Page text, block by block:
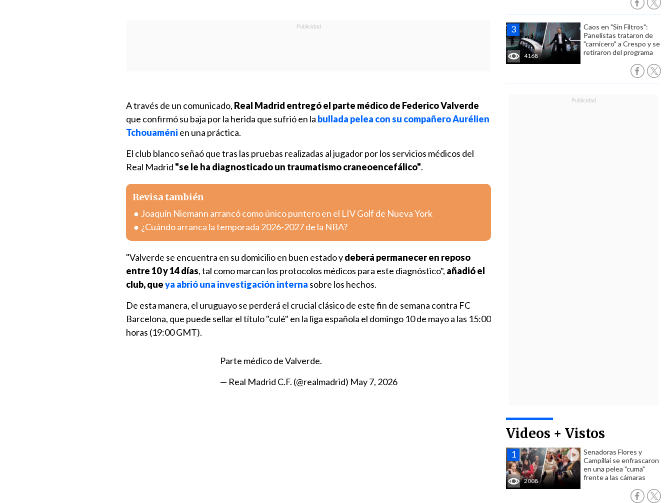
4168
Caos en "Sin Filtros":
Panelistas trataron de
"carnicero" a Crespo y se
retiraron del programa
Videos + Vistos
2008
Senadoras Flores y
Campillai se enfrascaron
en una pelea "cuma"
frente a las cámaras
A través de un comunicado, Real Madrid entregó el parte médico de Federico Valverde
que confirmó su baja por la herida que sufrió en la bullada pelea con su compañero Aurélien
Tchouaméni en una práctica.
El club blanco señaó que tras las pruebas realizadas al jugador por los servicios médicos del
Real Madrid "se le ha diagnosticado un traumatismo craneoencefálico".
Revisa también
Joaquín Niemann arrancó como único puntero en el LIV Golf de Nueva York
¿Cuándo arranca la temporada 2026-2027 de la NBA?
"Valverde se encuentra en su domicilio en buen estado ydeberá permanecer en reposo
entre 10 y 14 días, tal como marcan los protocolos médicos para este diagnóstico", añadió el
club, queya abrió una investigación interna sobre los hechos.
De esta manera, el uruguayo se perderá el crucial clásico de este fin de semana contra FC
Barcelona, que puede sellar el título "culé" en la liga española el domingo 10 de mayo a las 15:00
horas (19:00 GMT).
Parte médico de Valverde.
— Real Madrid C.F. (@realmadrid) May 7, 2026